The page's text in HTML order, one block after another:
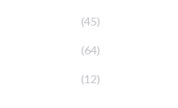
(45)
(64)
(12)